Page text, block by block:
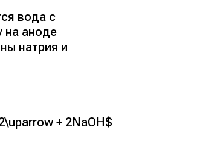
вода с
на аноде
натрия и
+ 2NaOH$